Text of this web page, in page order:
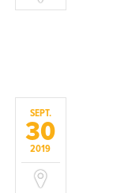
SEPT.
30
2019